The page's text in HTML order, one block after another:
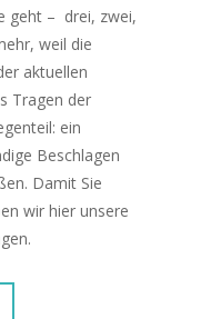
geht – drei, zwei,
weil die
aktuellen
Tragen der
ein
Beschlagen
Damit Sie
wir hier unsere